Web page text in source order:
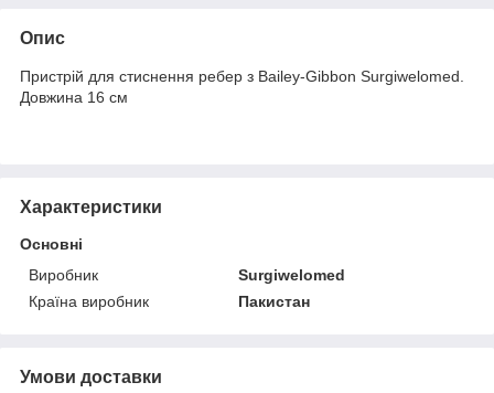
Опис
Пристрій для стиснення ребер з Bailey-Gibbon Surgiwelomed.
Довжина 16 см
Характеристики
Основні
Виробник
Surgiwelomed
Країна виробник
Пакистан
Умови доставки